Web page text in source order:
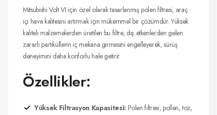
Mitsubishi Volt VI için özel olarak tasarlanmış polen filtresi, araç
içi hava kalitesini artırmak için mükemmel bir çözümdür. Yüksek
kaliteli malzemelerden üretilen bu filtre, dış etkenlerden gelen
zararlı partiküllerin iç mekana girmesini engelleyerek, sürüş
deneyimini daha konforlu hale getirir.
Özellikler:
Yüksek Filtrasyon Kapasitesi: Polen filtresi, pollen, toz,